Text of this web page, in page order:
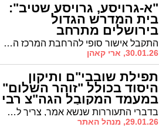
"א-גרויסע, גרויסע שטיב":
בית המדרש הגדול
בירושלים מתרחב
התקבל אישור סופי להרחבת המרכז העולמי של בעלזא בירושלים • בית המדרש וה"גרויסע שטיב" יוגדלו למפלס ענק
30.01.26, ארי קאהן
תפילת שובבי"ם ותיקון
היסוד בכולל "זוהר השלום"
במעמד המקובל הגה"צ רבי
ציון בוארון שליט"א בדברי התעוררות שנשא אמר, צריך להיות חזקים להילחם בכל נפשנו לשמור על הצביון היהודי שלנו: לא לדבר בבית הכנסת שיחת חולין || שְׁמַע קוֹלֵנוּ
29.01.26, מנהל האתר